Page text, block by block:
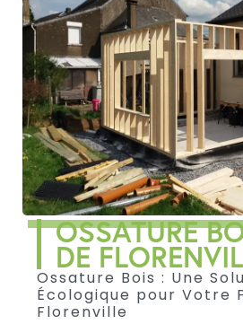
OSSATURE
DE
Ossature Bois : Une
Écologique pour Votre
Florenville